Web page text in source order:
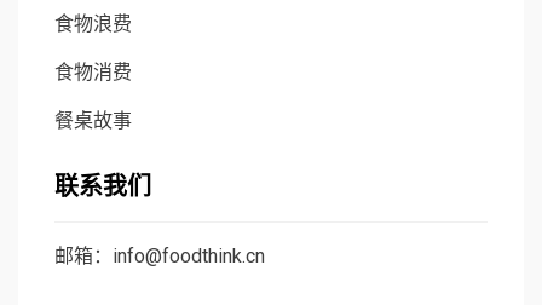
食物浪费
食物消费
餐桌故事
联系我们
邮箱：info@foodthink.cn